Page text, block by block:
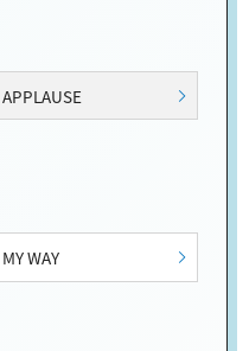
APPLAUSE
MY WAY